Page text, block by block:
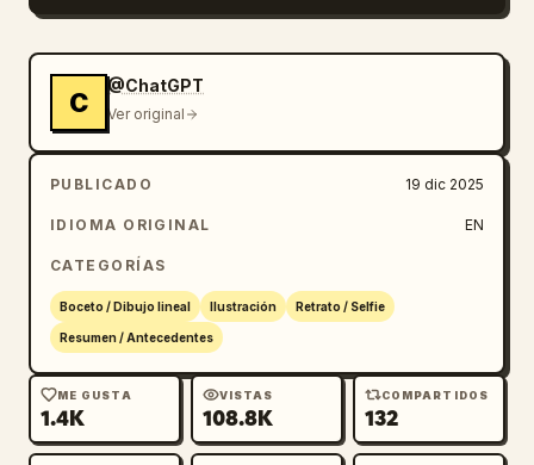
C
@ChatGPT
Ver original
PUBLICADO 19 dic 2025
IDIOMA ORIGINAL EN
CATEGORÍAS
Boceto / Dibujo lineal Ilustración Retrato / Selfie
Resumen / Antecedentes
ME GUSTA
1.4K
VISTAS
108.8K
COMPARTIDOS
132